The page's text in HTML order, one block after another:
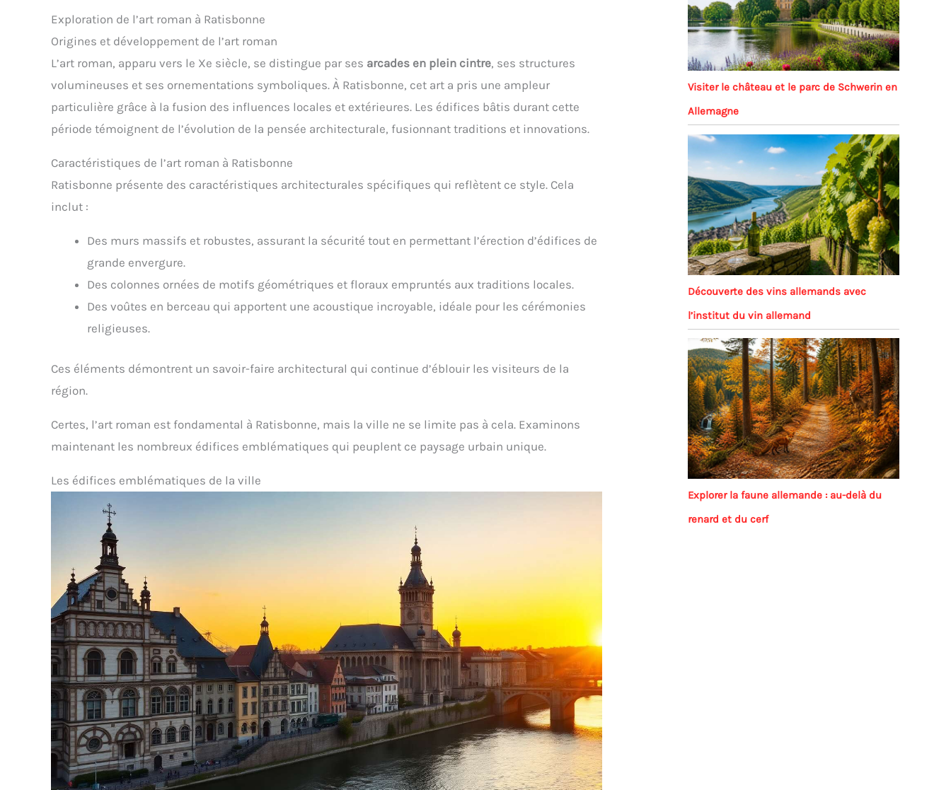
Exploration de l’art roman à Ratisbonne
Origines et développement de l’art roman
L’art roman, apparu vers le Xe siècle, se distingue par ses arcades en plein cintre, ses structures
volumineuses et ses ornementations symboliques. À Ratisbonne, cet art a pris une ampleur
particulière grâce à la fusion des influences locales et extérieures. Les édifices bâtis durant cette
période témoignent de l’évolution de la pensée architecturale, fusionnant traditions et innovations.
Caractéristiques de l’art roman à Ratisbonne
Ratisbonne présente des caractéristiques architecturales spécifiques qui reflètent ce style. Cela
inclut :
Des murs massifs et robustes, assurant la sécurité tout en permettant l’érection d’édifices de
grande envergure.
Des colonnes ornées de motifs géométriques et floraux empruntés aux traditions locales.
Des voûtes en berceau qui apportent une acoustique incroyable, idéale pour les cérémonies
religieuses.
Ces éléments démontrent un savoir-faire architectural qui continue d’éblouir les visiteurs de la
région.
Certes, l’art roman est fondamental à Ratisbonne, mais la ville ne se limite pas à cela. Examinons
maintenant les nombreux édifices emblématiques qui peuplent ce paysage urbain unique.
Les édifices emblématiques de la ville
Visiter le château et le parc de Schwerin en
Allemagne
Découverte des vins allemands avec
l’institut du vin allemand
Explorer la faune allemande : au-delà du
renard et du cerf